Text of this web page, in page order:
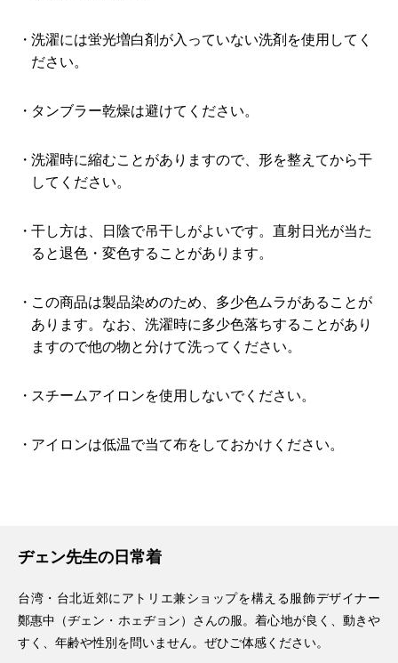
洗濯には蛍光増白剤が入っていない洗剤を使用してく
ださい。
タンブラー乾燥は避けてください。
洗濯時に縮むことがありますので、形を整えてから干
してください。
干し方は、日陰で吊干しがよいです。直射日光が当た
ると退色・変色することがあります。
この商品は製品染めのため、多少色ムラがあることが
あります。なお、洗濯時に多少色落ちすることがあり
ますので他の物と分けて洗ってください。
スチームアイロンを使用しないでください。
アイロンは低温で当て布をしておかけください。
ヂェン先生の日常着
台湾・台北近郊にアトリエ兼ショップを構える服飾デザイナー
鄭惠中（ヂェン・ホェヂョン）さんの服。着心地が良く、動きや
すく、年齢や性別を問いません。ぜひご体感ください。